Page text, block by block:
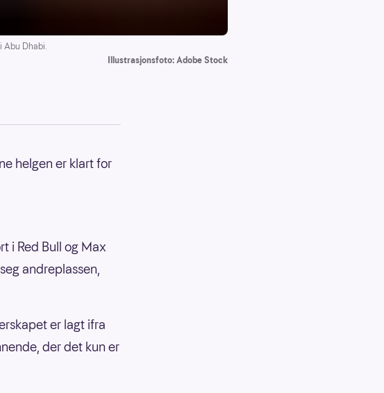
Abu Dhabi.
Illustrasjonsfoto: Adobe Stock
helgen er klart for
i Red Bull og Max
andreplassen,
er lagt ifra
der det kun er